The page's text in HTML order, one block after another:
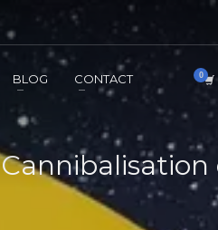
3 Régler le panier
BLOG CONTACT